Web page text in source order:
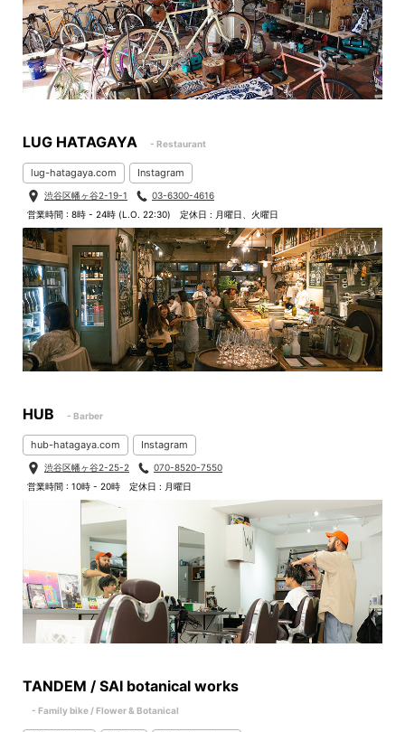
LUG HATAGAYA - Restaurant
lug-hatagaya.com Instagram
渋谷区幡ヶ谷2-19-1
03-6300-4616
営業時間 : 8時 - 24時 (L.O. 22:30)
定休日 : 月曜日、火曜日
HUB - Barber
hub-hatagaya.com Instagram
渋谷区幡ヶ谷2-25-2
070-8520-7550
営業時間 : 10時 - 20時
定休日 : 月曜日
TANDEM / SAI botanical works
- Family bike / Flower & Botanical